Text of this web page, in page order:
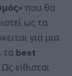
που θα
ως τα
για μια
τα best
είθισται